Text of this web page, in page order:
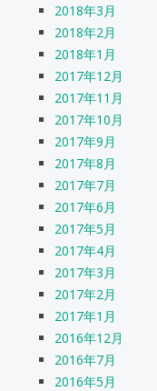
2018年3月
2018年2月
2018年1月
2017年12月
2017年11月
2017年10月
2017年9月
2017年8月
2017年7月
2017年6月
2017年5月
2017年4月
2017年3月
2017年2月
2017年1月
2016年12月
2016年7月
2016年5月